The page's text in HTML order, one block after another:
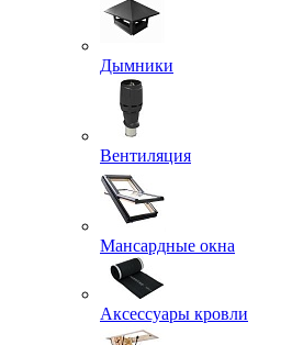
Дымники
Вентиляция
Мансардные окна
Аксессуары кровли